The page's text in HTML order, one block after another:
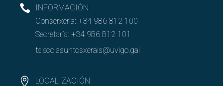
INFORMACIÓN
Conserxería: +34 986 812 100
Secretaría: +34 986 812 101
teleco.asuntosxerais@uvigo.gal
LOCALIZACIÓN